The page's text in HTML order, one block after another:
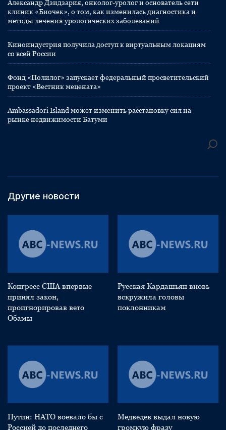
Александр Дзидзария, онколог-уролог и основатель сети
клиник «Биочек», о том, как изменилась диагностика и
методы лечения урологических заболеваний
Киноиндустрия получила доступ к виртуальным локациям
со всей России
Фонд «Полилог» запускает федеральный просветительский
проект «Вестник мецената»
Ambassadori Island может изменить расстановку сил на
рынке недвижимости Батуми
Другие новости
Конгресс США впервые
принял закон,
проигнорировав вето
Обамы
Русская Кардашьян вновь
вскружила головы
поклонникам
Путин: НАТО воевало бы с
Россией до последнего
Медведев выдал новую
громкую фразу